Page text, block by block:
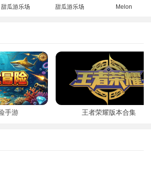
家带来，这是一款提供了恋爱体验的软件，
感受到更加精彩的恋爱特色体验，您可以随
味性的恋爱服务，小伙伴们现在就来下载
正版
甜瓜游乐场
甜瓜游乐场
Melon
手游 王者荣耀版本合集